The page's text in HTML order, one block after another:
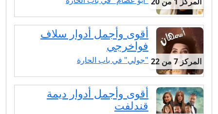
المركز 7 من 22
أقوى وأجمل أدوار سلاف
فواخرجي
"جولي" في باب الحارة
أقوى وأجمل أدوار ديمة
قندلفت